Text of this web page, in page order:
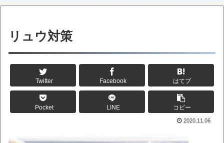
リュウ対策
Twitter Facebook はてブ
Pocket LINE コピー
2020.11.06